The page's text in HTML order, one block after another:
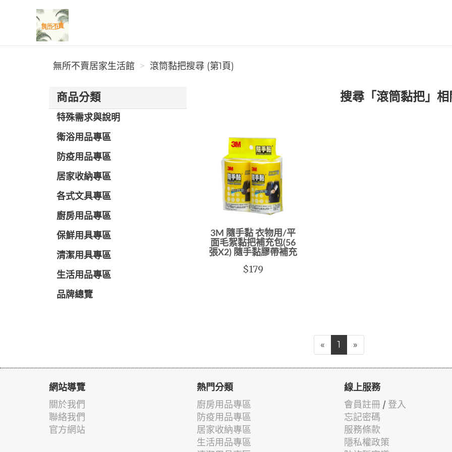
無所不賣居家生活館
無所不賣居家生活館 滾筒黏把搜尋 (第1頁)
商品分類
特殊需求與說明
衛浴用品專區
防疫用品專區
居家收納專區
各式文具專區
廚房用品專區
保鮮用具專區
清潔用具專區
生活用品專區
品牌總覽
搜尋「滾筒黏把」相
3M 隨手黏 衣物用/平
面毛絮黏把補充包(56
張X2) 隨手黏膠帶補充
$179
« 1 »
網站導覽
關於我們
聯絡我們
官方網站
熱門分類
廚房用品專區
防疫用品專區
居家收納專區
生活用品專區
線上服務
會員註冊 / 登入
忘記密碼
服務條款
隱私權政策